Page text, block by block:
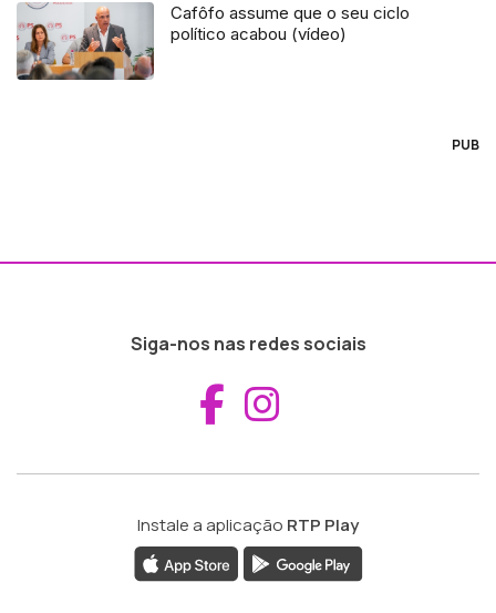
Cafôfo assume que o seu ciclo
político acabou (vídeo)
PUB
Siga-nos nas redes sociais
Aceder ao
Instale a aplicação RTP Play